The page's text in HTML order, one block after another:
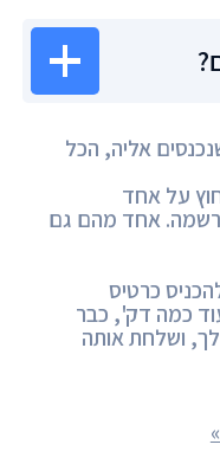
אליה, הכל
על אחד
אחד מהם גם
כרטיס
כמה דק', כבר
ושלחת אותה